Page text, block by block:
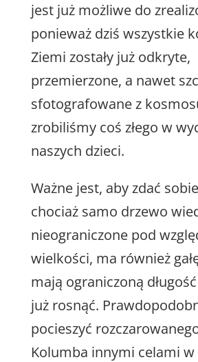
jest już możliwe do
ponieważ dziś wszystkie
Ziemi zostały już odkryte,
przemierzone, a nawet
sfotografowane z
zrobiliśmy coś złego w
naszych dzieci.
Ważne jest, aby zdać
chociaż samo drzewo
nieograniczone pod
wielkości, ma również
mają ograniczoną
już rosnąć.
pocieszyć
Kolumba innymi celami w